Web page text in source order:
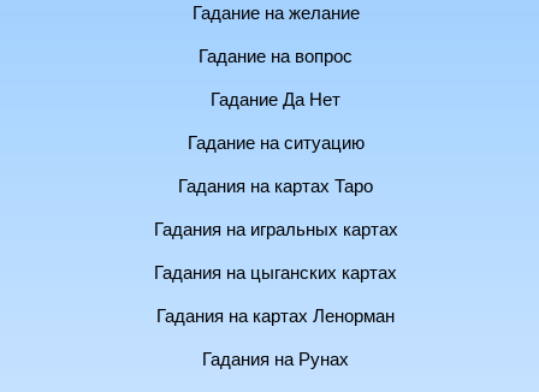
Гадание на желание
Гадание на вопрос
Гадание Да Нет
Гадание на ситуацию
Гадания на картах Таро
Гадания на игральных картах
Гадания на цыганских картах
Гадания на картах Ленорман
Гадания на Рунах